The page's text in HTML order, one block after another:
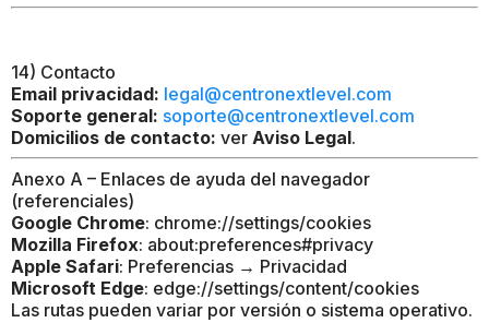
14) Contacto
Email privacidad: legal@centronextlevel.com
Soporte general: soporte@centronextlevel.com
Domicilios de contacto: ver Aviso Legal.
Anexo A – Enlaces de ayuda del navegador
(referenciales)
Google Chrome: chrome://settings/cookies
Mozilla Firefox: about:preferences#privacy
Apple Safari: Preferencias → Privacidad
Microsoft Edge: edge://settings/content/cookies
Las rutas pueden variar por versión o sistema operativo.